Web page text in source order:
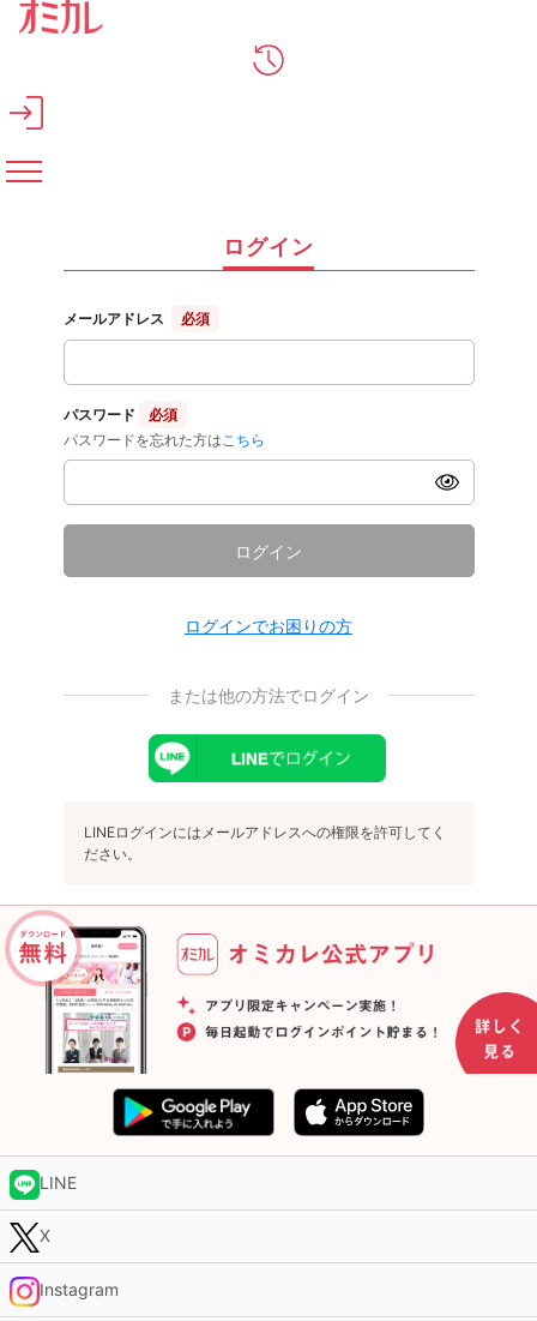
メインコンテンツへスキップ
ログイン
メールアドレス 必須
パスワード
必須
パスワードを忘れた方は こちら
ログイン
ログインでお困りの方
または他の方法でログイン
LINEログインにはメールアドレスへの権限を許可してく
ださい。
LINE
X
Instagram